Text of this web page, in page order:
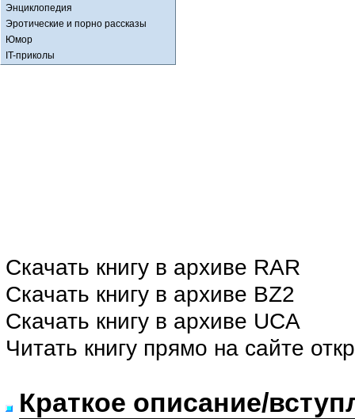
Энциклопедия
Эротические и порно рассказы
Юмор
IT-приколы
Скачать книгу в архиве RAR
Скачать книгу в архиве BZ2
Скачать книгу в архиве UCA
Читать книгу прямо на сайте
Краткое описание/